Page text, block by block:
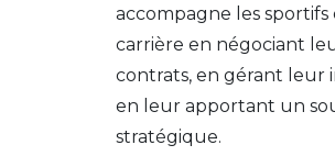
accompagne les sportifs
carrière en négociant
contrats, en gérant leur
en leur apportant un
stratégique.